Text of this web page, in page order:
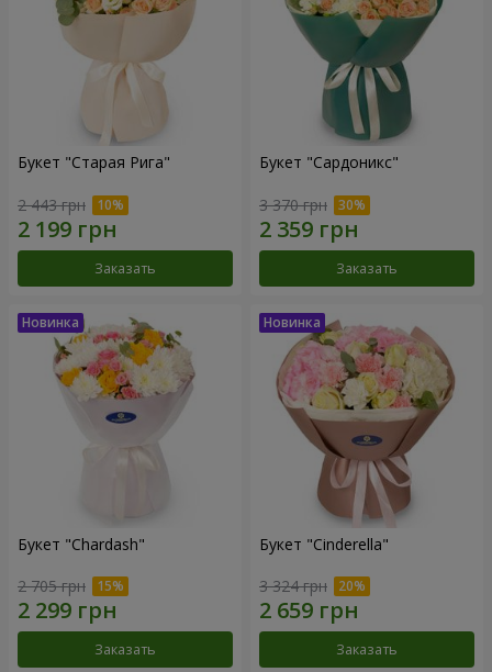
Букет "Старая Рига"
2 443 грн
Заказать
Букет "Сардоникс"
3 370 грн
Заказать
Букет "Chardash"
2 705 грн
Заказать
Букет "Cinderella"
3 324 грн
Заказать